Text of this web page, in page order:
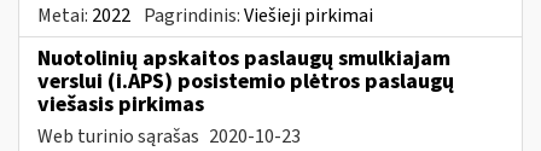
Metai: 2022 Pagrindinis:Viešieji pirkimai
Nuotolinių apskaitos paslaugų smulkiajam
verslui (i.APS) posistemio plėtros paslaugų
viešasis pirkimas
Web turinio sąrašas 2020-10-23